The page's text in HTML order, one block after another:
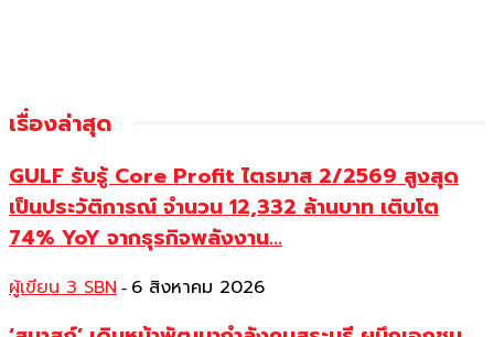
เรื่องล่าสุด
GULF รับรู้ Core Profit ไตรมาส 2/2569 สูงสุด
เป็นประวัติการณ์ จำนวน 12,332 ล้านบาท เติบโต
74% YoY จากธุรกิจพลังงาน...
ผู้เขียน 3 SBN - 6 สิงหาคม 2026